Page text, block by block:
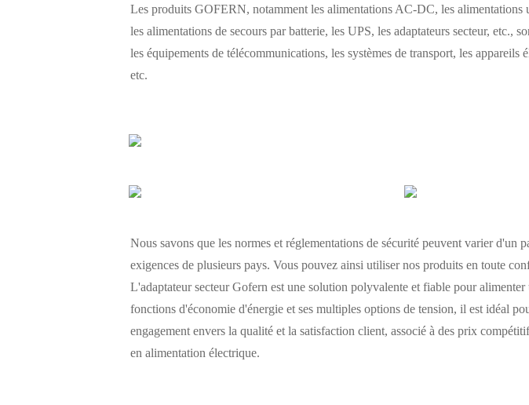
Les produits GOFERN, notamment les alimentations AC-DC, les
les alimentations de secours par batterie, les UPS, les adaptateurs secteur, etc.,
les équipements de télécommunications, les systèmes de transport, les
etc.
Nous savons que les normes et réglementations de sécurité peuvent varier d'un
exigences de plusieurs pays. Vous pouvez ainsi utiliser nos produits en toute
L'adaptateur secteur Gofern est une solution polyvalente et fiable pour
fonctions d'économie d'énergie et ses multiples options de tension, il est idéal
engagement envers la qualité et la satisfaction client, associé à des prix
en alimentation électrique.